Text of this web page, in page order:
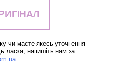
чи маєте якесь уточнення
ласка, напишіть нам за